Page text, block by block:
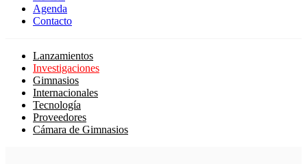
Agenda
Contacto
Lanzamientos
Investigaciones
Gimnasios
Internacionales
Tecnología
Proveedores
Cámara de Gimnasios